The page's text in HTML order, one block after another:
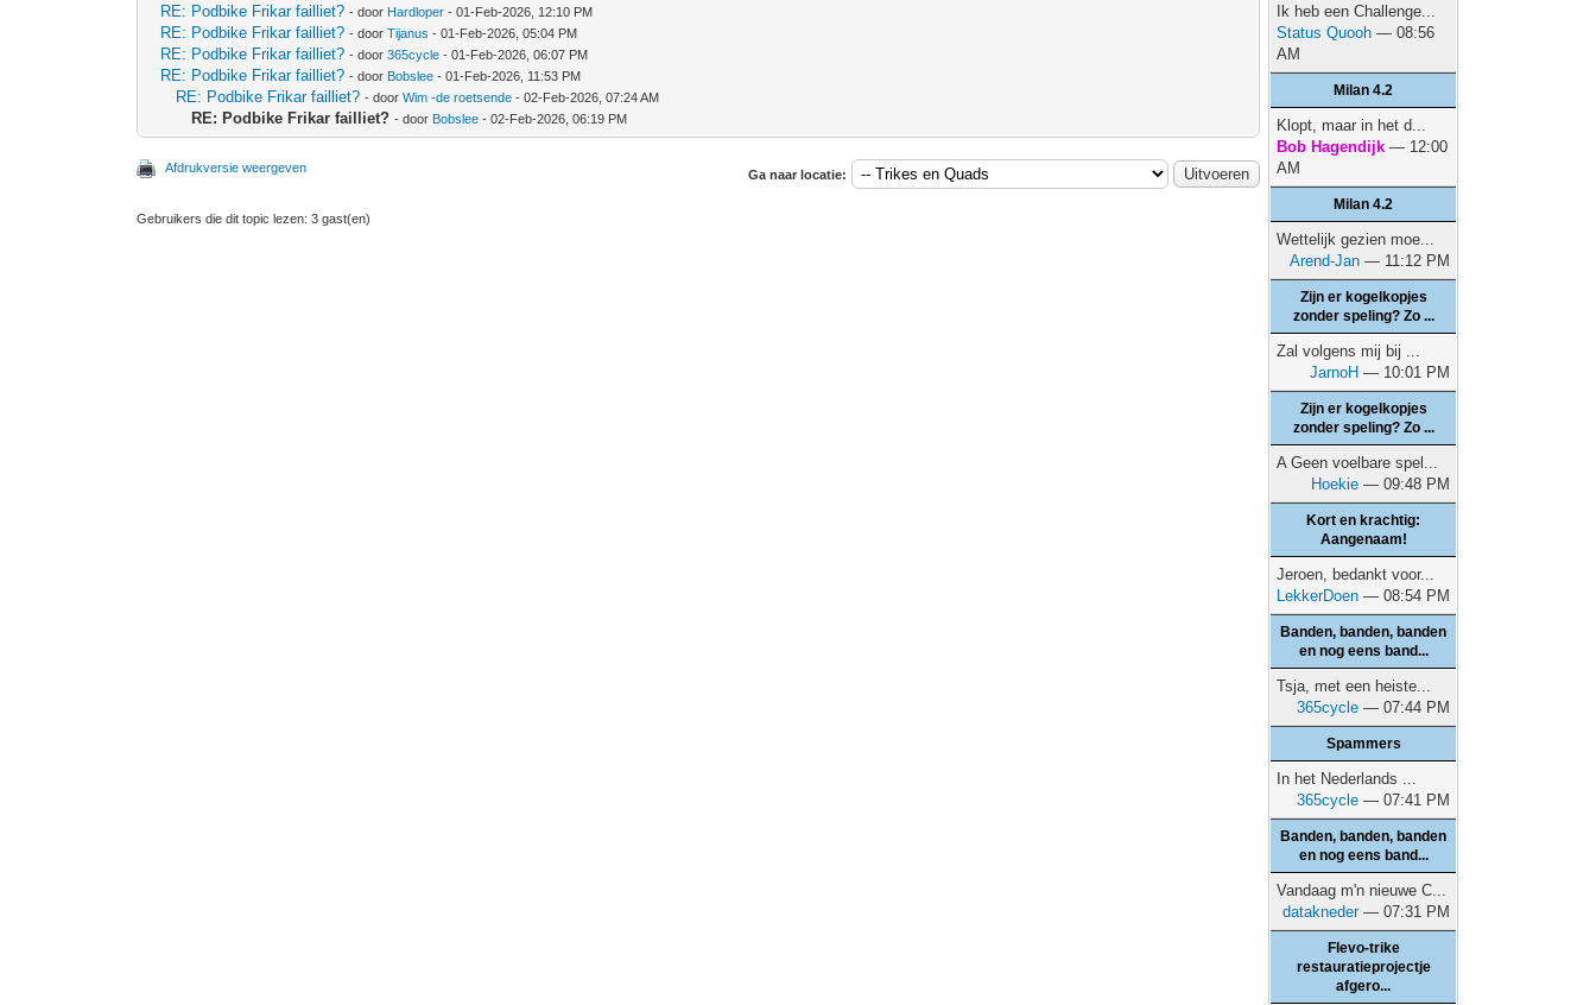
RE: Podbike Frikar failliet? - door Hardloper - 01-Feb-2026, 12:10 PM
RE: Podbike Frikar failliet? - doorTijanus - 01-Feb-2026, 05:04 PM
RE: Podbike Frikar failliet? - door365cycle - 01-Feb-2026, 06:07 PM
RE: Podbike Frikar failliet? - door Bobslee - 01-Feb-2026, 11:53 PM
RE: Podbike Frikar failliet? - doorWim -de roetsende - 02-Feb-2026, 07:24 AM
RE: Podbike Frikar failliet? - door Bobslee - 02-Feb-2026, 06:19 PM
Afdrukversie weergeven Ga naar locatie:
Gebruikers die dit topic lezen: 3 gast(en)
Ik heb een Challenge...
Status Quooh — 08:56
AM
Milan 4.2
Klopt, maar in het d...
Bob Hagendijk — 12:00
AM
Milan 4.2
Wettelijk gezien moe...
Arend-Jan — 11:12 PM
Zijn er kogelkopjes
zonder speling? Zo ...
Zal volgens mij bij ...
JarnoH — 10:01 PM
Zijn er kogelkopjes
zonder speling? Zo ...
A Geen voelbare spel...
Hoekie — 09:48 PM
Kort en krachtig:
Aangenaam!
Jeroen, bedankt voor...
LekkerDoen — 08:54 PM
Banden, banden, banden
en nog eens band...
Tsja, met een heiste...
365cycle — 07:44 PM
Spammers
In het Nederlands ...
365cycle — 07:41 PM
Banden, banden, banden
en nog eens band...
Vandaag m'n nieuwe C...
datakneder— 07:31 PM
Flevo-trike
restauratieprojectje
afgero...